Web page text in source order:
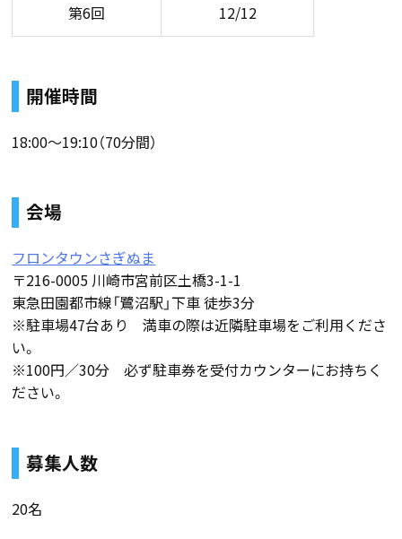
第6回 12/12
開催時間
18:00～19:10（70分間）
会場
フロンタウンさぎぬま
〒216-0005 川崎市宮前区土橋3-1-1
東急田園都市線「鷺沼駅」下車 徒歩3分
※駐車場47台あり 満車の際は近隣駐車場をご利用くださ
い。
※100円／30分 必ず駐車券を受付カウンターにお持ちく
ださい。
募集人数
20名